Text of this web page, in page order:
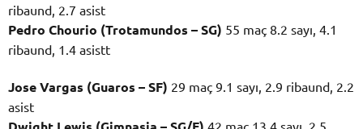
ribaund, 2.7 asist
Pedro Chourio (Trotamundos – SG) 55 maç 8.2 sayı, 4.1
ribaund, 1.4 asistt
Jose Vargas (Guaros – SF) 29 maç 9.1 sayı, 2.9 ribaund, 2.2
asist
42 maç 13.4 sayı, 2.5